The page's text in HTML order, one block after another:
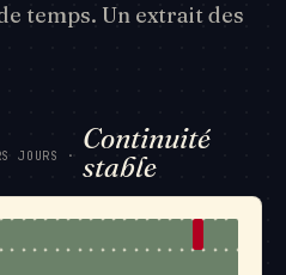
temps. Un extrait des
JOURS ·
Continuité
stable